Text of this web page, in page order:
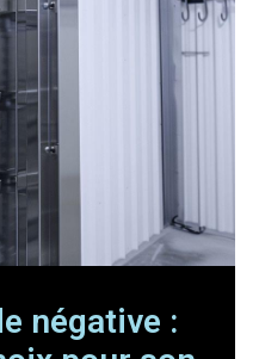
négative :